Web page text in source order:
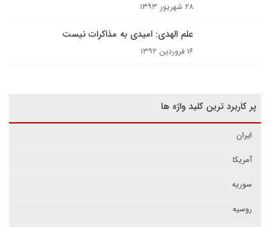
۲۸ شهریور ۱۳۹۳
علم الهدی: امیدی به مذاکرات نیست
۱۶ فروردین ۱۳۹۲
پر کاربرد ترین کلید واژه ها
ایران
آمریکا
سوریه
روسیه